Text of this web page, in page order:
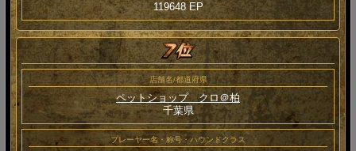
119648 EP
店舗名/都道府県
ペットショップ クロ＠柏
千葉県
プレーヤー名・称号・ハウンドクラス